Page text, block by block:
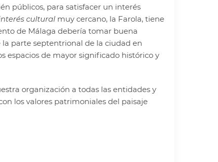
públicos, para satisfacer un interés
cultural muy cercano, la Farola, tiene
de Málaga debería tomar buena
parte septentrional de la ciudad en
espacios de mayor significado histórico y
organización a todas las entidades y
los valores patrimoniales del paisaje